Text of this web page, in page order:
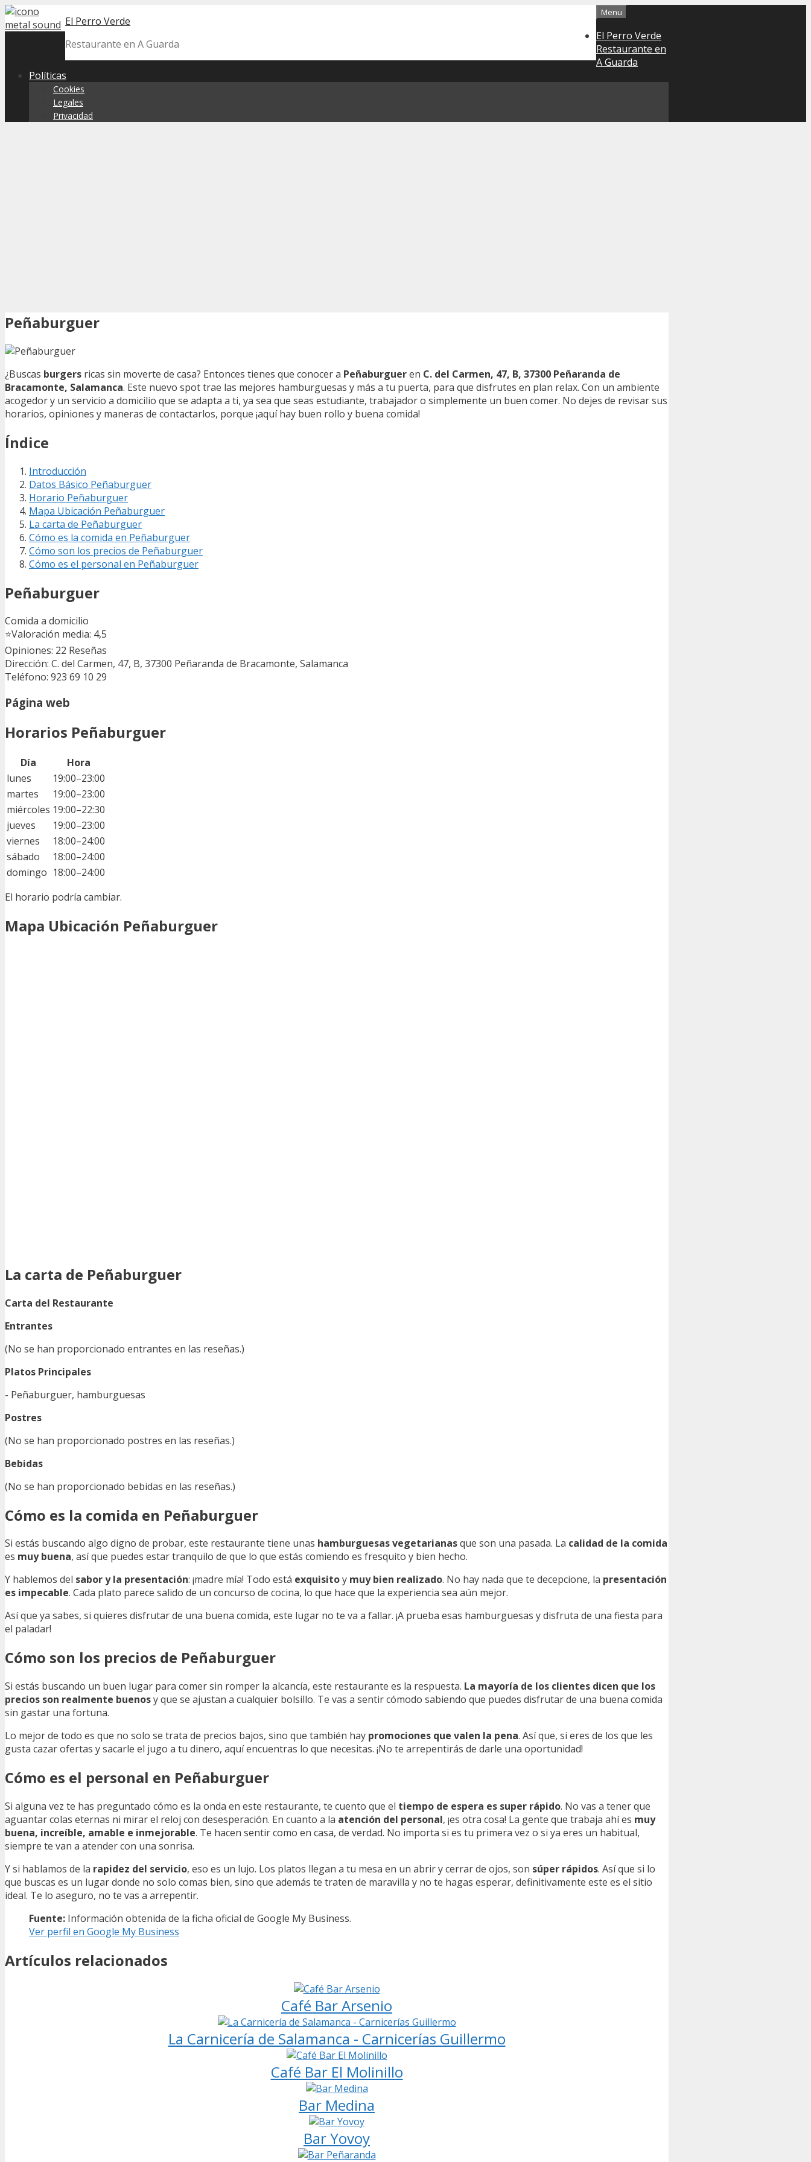
Skip
to
El Perro Verde
Restaurante en A Guarda
Menu
El Perro Verde
Restaurante en
A Guarda
Políticas
Cookies
Legales
Privacidad
Peñaburguer
¿Buscas burgers ricas sin moverte de casa? Entonces tienes que conocer a Peñaburgueren C. del Carmen, 47, B, 37300 Peñaranda de
Bracamonte, Salamanca. Este nuevo spot trae las mejores hamburguesas y más a tu puerta, para que disfrutes en plan relax. Con un ambiente
acogedor y un servicio a domicilio que se adapta a ti, ya sea que seas estudiante, trabajador o simplemente un buen comer. No dejes de revisar sus
horarios, opiniones y maneras de contactarlos, porque ¡aquí hay buen rollo y buena comida!
Índice
Introducción
Datos Básico Peñaburguer
Horario Peñaburguer
Mapa Ubicación Peñaburguer
La carta de Peñaburguer
Cómo es la comida en Peñaburguer
Cómo son los precios de Peñaburguer
Cómo es el personal en Peñaburguer
Peñaburguer
Comida a domicilio
⭐Valoración media: 4,5
Opiniones: 22 Reseñas
Dirección: C. del Carmen, 47, B, 37300 Peñaranda de Bracamonte, Salamanca
Teléfono: 923 69 10 29
Página web
Horarios Peñaburguer
Día
Hora
lunes
19:00–23:00
martes
19:00–23:00
miércoles 19:00–22:30
jueves
19:00–23:00
viernes
18:00–24:00
sábado
18:00–24:00
domingo 18:00–24:00
El horario podría cambiar.
Mapa Ubicación Peñaburguer
La carta de Peñaburguer
Carta del Restaurante
Entrantes
(No se han proporcionado entrantes en las reseñas.)
Platos Principales
- Peñaburguer, hamburguesas
Postres
(No se han proporcionado postres en las reseñas.)
Bebidas
(No se han proporcionado bebidas en las reseñas.)
Cómo es la comida en Peñaburguer
Si estás buscando algo digno de probar, este restaurante tiene unas hamburguesas vegetarianasque son una pasada. La calidad de la comida
es muy buena, así que puedes estar tranquilo de que lo que estás comiendo es fresquito y bien hecho.
Y hablemos del sabor y la presentación: ¡madre mía! Todo está exquisitoy muy bien realizado. No hay nada que te decepcione, la presentación
es impecable. Cada plato parece salido de un concurso de cocina, lo que hace que la experiencia sea aún mejor.
Así que ya sabes, si quieres disfrutar de una buena comida, este lugar no te va a fallar. ¡A prueba esas hamburguesas y disfruta de una fiesta para
el paladar!
Cómo son los precios de Peñaburguer
Si estás buscando un buen lugar para comer sin romper la alcancía, este restaurante es la respuesta. La mayoría de los clientes dicen que los
precios son realmente buenosy que se ajustan a cualquier bolsillo. Te vas a sentir cómodo sabiendo que puedes disfrutar de una buena comida
sin gastar una fortuna.
Lo mejor de todo es que no solo se trata de precios bajos, sino que también hay promociones que valen la pena. Así que, si eres de los que les
gusta cazar ofertas y sacarle el jugo a tu dinero, aquí encuentras lo que necesitas. ¡No te arrepentirás de darle una oportunidad!
Cómo es el personal en Peñaburguer
Si alguna vez te has preguntado cómo es la onda en este restaurante, te cuento que el tiempo de espera es super rápido. No vas a tener que
aguantar colas eternas ni mirar el reloj con desesperación. En cuanto a la atención del personal, ¡es otra cosa! La gente que trabaja ahí es muy
buena, increíble, amable e inmejorable. Te hacen sentir como en casa, de verdad. No importa si es tu primera vez o si ya eres un habitual,
siempre te van a atender con una sonrisa.
Y si hablamos de la rapidez del servicio, eso es un lujo. Los platos llegan a tu mesa en un abrir y cerrar de ojos, son súper rápidos. Así que si lo
que buscas es un lugar donde no solo comas bien, sino que además te traten de maravilla y no te hagas esperar, definitivamente este es el sitio
ideal. Te lo aseguro, no te vas a arrepentir.
Fuente: Información obtenida de la ficha oficial de Google My Business.
Ver perfil en Google My Business
Artículos relacionados
Café Bar Arsenio
La Carnicería de Salamanca - Carnicerías Guillermo
Café Bar El Molinillo
Bar Medina
Bar Yovoy